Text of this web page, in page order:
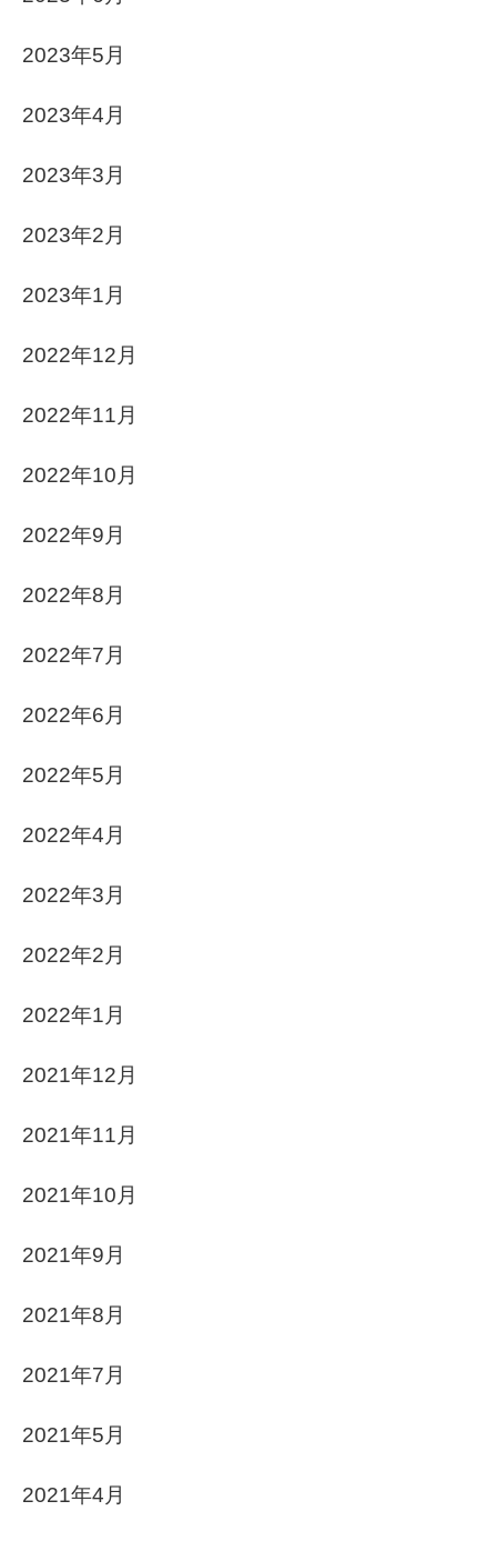
2023年5月
2023年4月
2023年3月
2023年2月
2023年1月
2022年12月
2022年11月
2022年10月
2022年9月
2022年8月
2022年7月
2022年6月
2022年5月
2022年4月
2022年3月
2022年2月
2022年1月
2021年12月
2021年11月
2021年10月
2021年9月
2021年8月
2021年7月
2021年5月
2021年4月